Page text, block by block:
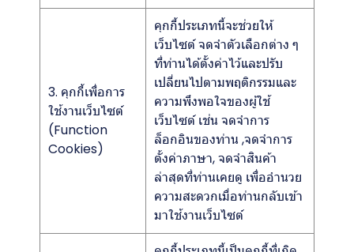
3. คุกกี้เพื่อการ
ใช้งานเว็บไซต์
(Function
Cookies)
คุกกี้ประเภทนี้จะช่วยให้
เว็บไซต์ จดจำตัวเลือกต่าง ๆ
ที่ท่านได้ตั้งค่าไว้และปรับ
เปลี่ยนไปตามพฤติกรรมและ
ความพึงพอใจของผู้ใช้
เว็บไซต์ เช่น จดจำการ
ล็อกอินของท่าน ,จดจำการ
ตั้งค่าภาษา, จดจำสินค้า
ล่าสุดที่ท่านเคยดู เพื่ออำนวย
ความสะดวกเมื่อท่านกลับเข้า
มาใช้งานเว็บไซต์